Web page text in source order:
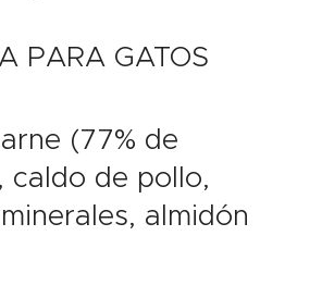
PARA GATOS
(77% de
caldo de pollo,
almidón